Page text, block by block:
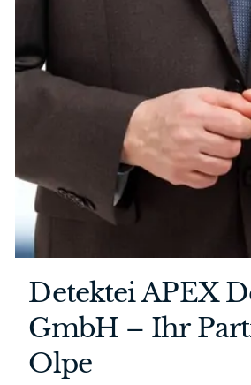
Detektei APEX
GmbH – Ihr
Olpe